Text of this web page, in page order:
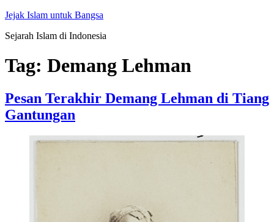
Skip
content
Jejak Islam untuk Bangsa
Sejarah Islam di Indonesia
Tag: Demang Lehman
Pesan Terakhir Demang Lehman di Tiang
Gantungan